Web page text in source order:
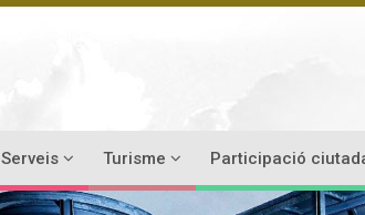
Serveis Turisme Participació